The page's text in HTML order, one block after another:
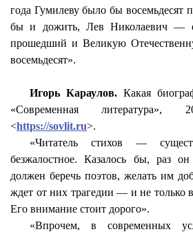
года Гумилеву было бы восемьдесят
бы и дожить, Лев Николаевич —
прошедший и Великую
восемьдесят».
Игорь Караулов. Какая
«Современная
<https://sovlit.ru>.
«Читатель стихов —
безжалостное. Казалось бы, раз
должен беречь поэтов, желать им
ждет от них трагедии — и не только
Его внимание стоит дорого».
«Впрочем, в современных